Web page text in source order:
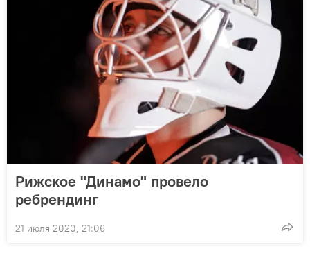
Рижское "Динамо" провело
ребрендинг
21 июля 2020, 21:06